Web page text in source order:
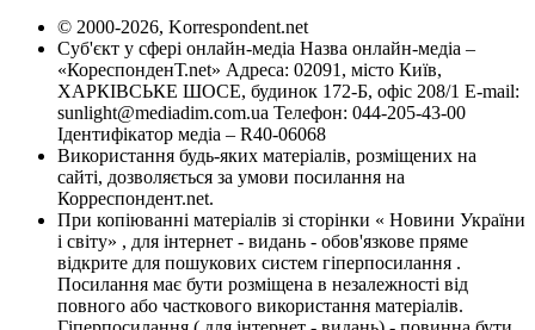
© 2000-2026, Korrespondent.net
Суб'єкт у сфері онлайн-медіа Назва онлайн-медіа –
«КореспонденТ.net» Адреса: 02091, місто Київ,
ХАРКІВСЬКЕ ШОСЕ, будинок 172-Б, офіс 208/1 E-mail:
sunlight@mediadim.com.ua Телефон: 044-205-43-00
Ідентифікатор медіа – R40-06068
Використання будь-яких матеріалів, розміщених на
сайті, дозволяється за умови посилання на
Корреспондент.net.
При копіюванні матеріалів зі сторінки « Новини України
і світу» , для інтернет - видань - обов'язкове пряме
відкрите для пошукових систем гіперпосилання .
Посилання має бути розміщена в незалежності від
повного або часткового використання матеріалів.